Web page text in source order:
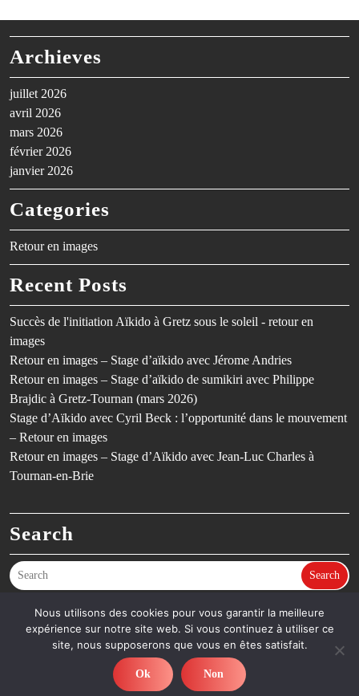
Archieves
juillet 2026
avril 2026
mars 2026
février 2026
janvier 2026
Categories
Retour en images
Recent Posts
Succès de l'initiation Aïkido à Gretz sous le soleil - retour en
images
Retour en images – Stage d’aïkido avec Jérome Andries
Retour en images – Stage d’aïkido de sumikiri avec Philippe
Brajdic à Gretz-Tournan (mars 2026)
Stage d’Aïkido avec Cyril Beck : l’opportunité dans le mouvement
– Retour en images
Retour en images – Stage d’Aïkido avec Jean-Luc Charles à
Tournan-en-Brie
Search
Search
©SCGT Aïkido – Aïkido en Seine-et-Marne (77) – Dojo de Gretz-
Armainvilliers & Tournan-en-Brie - Thème FitnessBy Ovation
Themes
Nous utilisons des cookies pour vous garantir la meilleure
expérience sur notre site web. Si vous continuez à utiliser ce
site, nous supposerons que vous en êtes satisfait.
Ok Non